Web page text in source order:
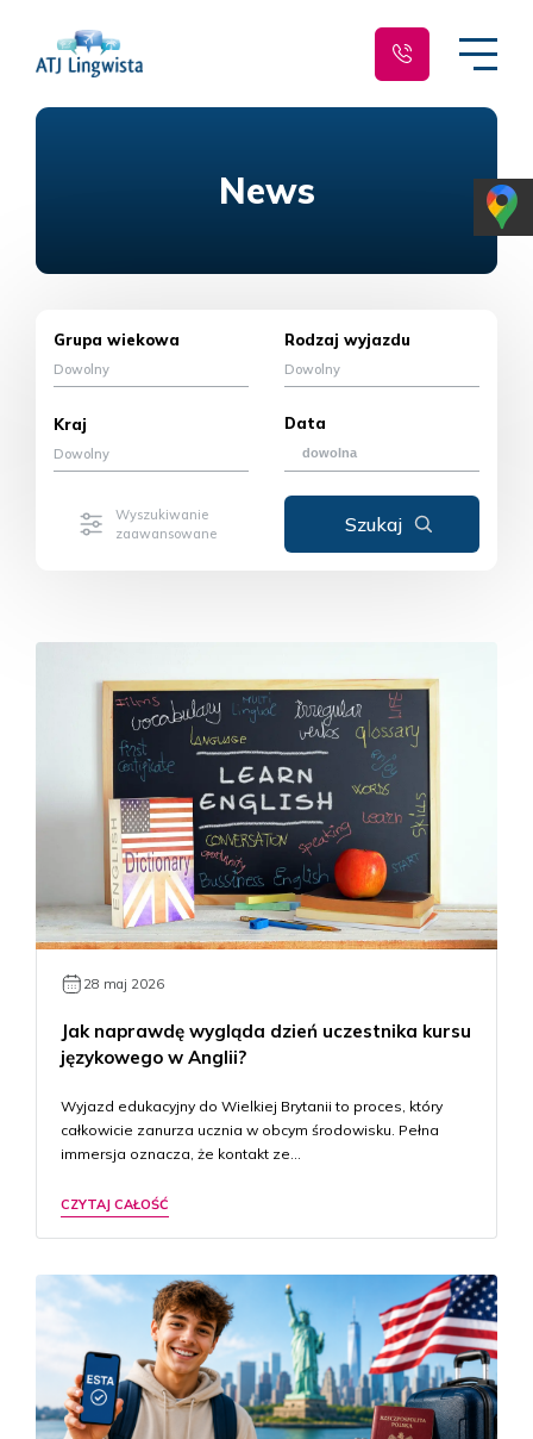
News
Grupa wiekowa
Dowolny
Rodzaj wyjazdu
Dowolny
Kraj
Dowolny
Data
28 maj 2026
Jak naprawdę wygląda dzień uczestnika kursu
językowego w Anglii?
Wyjazd edukacyjny do Wielkiej Brytanii to proces, który
całkowicie zanurza ucznia w obcym środowisku. Pełna
immersja oznacza, że kontakt ze…
CZYTAJ CAŁOŚĆ